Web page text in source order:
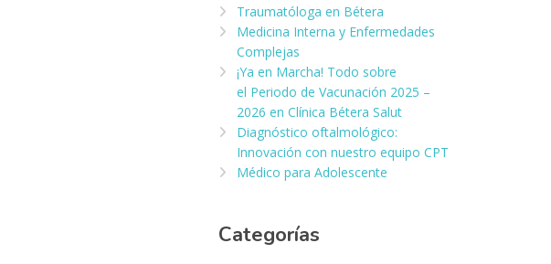
Traumatóloga en Bétera
Medicina Interna y Enfermedades
Complejas
¡Ya en Marcha! Todo sobre
el Periodo de Vacunación 2025 –
2026 en Clínica Bétera Salut
Diagnóstico oftalmológico:
Innovación con nuestro equipo CPT
Médico para Adolescente
Categorías